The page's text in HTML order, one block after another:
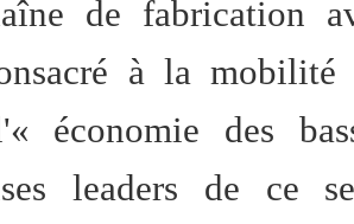
de fabrication
à la
économie des
leaders de ce